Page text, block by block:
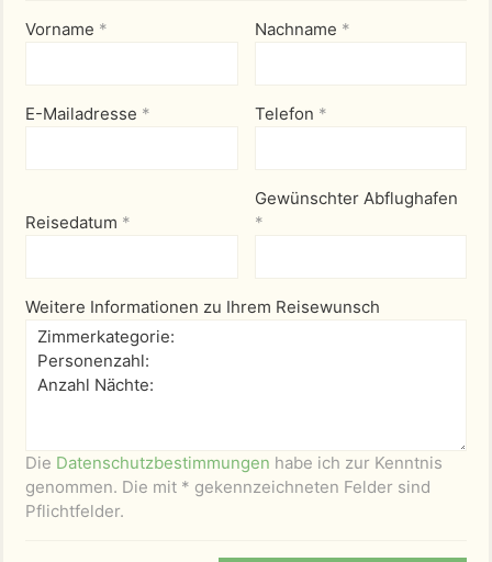
Vorname * Nachname *
E-Mailadresse * Telefon *
Reisedatum *
Gewünschter Abflughafen
*
Weitere Informationen zu Ihrem Reisewunsch
Die Datenschutzbestimmungen habe ich zur Kenntnis
genommen. Die mit * gekennzeichneten Felder sind
Pflichtfelder.